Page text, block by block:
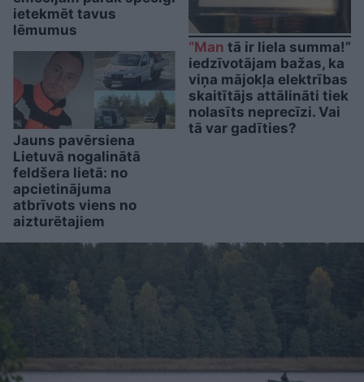
ietekmēt tavus
lēmumus
Jauns pavērsiena
Lietuvā nogalinātā
feldšera lietā: no
apcietinājuma
atbrīvots viens no
aizturētajiem
“Man tā ir liela summa!”
iedzīvotājam bažas, ka
viņa mājokļa elektrības
skaitītājs attālināti tiek
nolasīts neprecīzi. Vai
tā var gadīties?